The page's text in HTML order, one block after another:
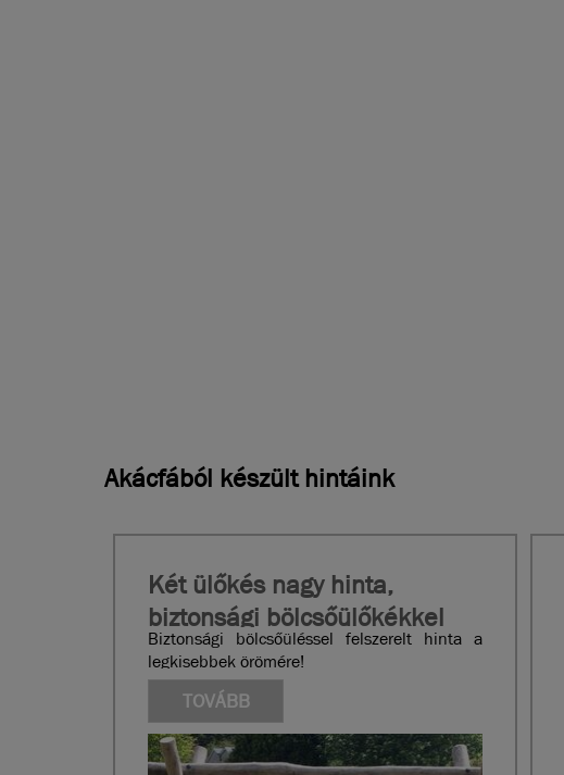
Akácfából készült hintáink
Két ülőkés nagy hinta,
biztonsági bölcsőülőkékkel
Biztonsági bölcsőüléssel felszerelt hinta a
legkisebbek örömére!